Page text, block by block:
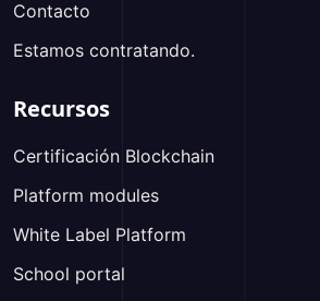
Contacto
Estamos contratando.
Recursos
Certificación Blockchain
Platform modules
White Label Platform
School portal